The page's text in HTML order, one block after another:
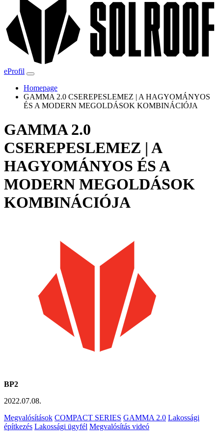
eProfil
Homepage
GAMMA 2.0 CSEREPESLEMEZ | A HAGYOMÁNYOS
ÉS A MODERN MEGOLDÁSOK KOMBINÁCIÓJA
GAMMA 2.0
CSEREPESLEMEZ | A
HAGYOMÁNYOS ÉS A
MODERN MEGOLDÁSOK
KOMBINÁCIÓJA
BP2
2022.07.08.
Megvalósítások COMPACT SERIES GAMMA 2.0 Lakossági
építkezés Lakossági ügyfél Megvalósítás videó